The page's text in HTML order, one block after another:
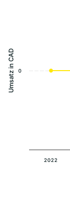
Umsatz in CAD
2022
0